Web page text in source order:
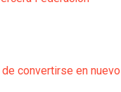
convertirse en nuevo